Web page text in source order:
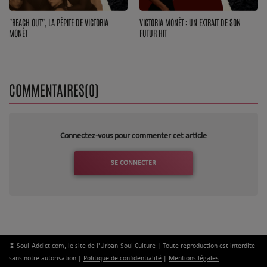
Dossier de Presse
Service Commercial
Se connecter
"REACH OUT", LA PÉPITE DE VICTORIA
MONÉT
VICTORIA MONÉT : UN EXTRAIT DE SON
FUTUR HIT
COMMENTAIRES(0)
Connectez-vous pour commenter cet article
SE CONNECTER
© Soul-Addict.com, le site de l'Urban-Soul Culture | Toute reproduction est interdite
sans notre autorisation |
Politique de confidentialité Mentions légales